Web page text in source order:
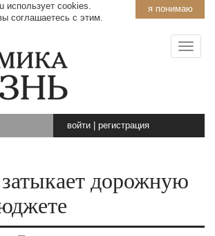
я понимаю
использует cookies.
соглашаетесь с этим.
войти регистрация
дорожную